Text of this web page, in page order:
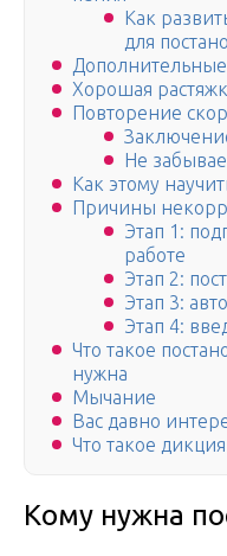
Как
для
Хорошая
Повторение
Не
Как этому
Причины
Этап 1:
работе
Этап 2:
Этап 3:
Этап 4:
Что такое
нужна
Мычание
Вас давно
Что такое
Кому нужна